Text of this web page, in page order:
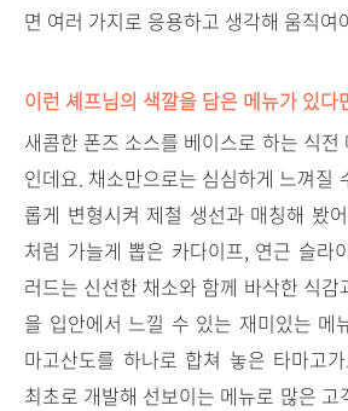
면 여러 가지로 응용하고 생각해 움직여
이런 셰프님의 색깔을 담은 메뉴가 있다
새콤한 폰즈 소스를 베이스로 하는 식전
인데요. 채소만으로는 심심하게 느껴질
롭게 변형시켜 제철 생선과 매칭해 봤
처럼 가늘게 뽑은 카다이프, 연근 슬라
러드는 신선한 채소와 함께 바삭한 식감
을 입안에서 느낄 수 있는 재미있는 메
마고산도를 하나로 합쳐 놓은 타마고
최초로 개발해 선보이는 메뉴로 많은 고